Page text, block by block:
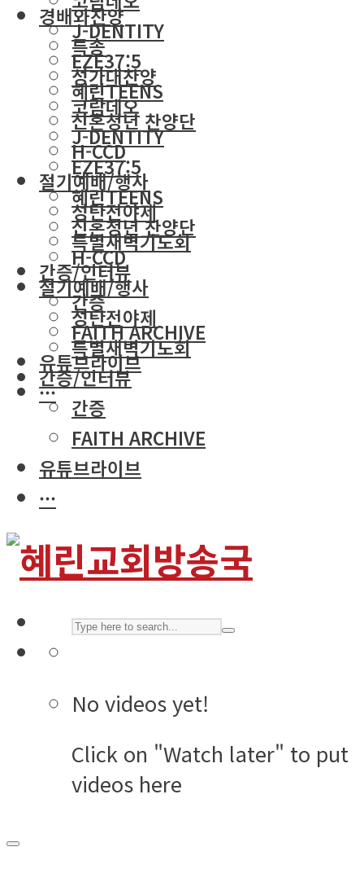
J-DENTITY
EZE37:5
혜린TEENS
신혼청년 찬양단
H-CCD
절기예배/행사
성탄전야제
특별새벽기도회
간증/인터뷰
간증
FAITH ARCHIVE
유튜브라이브
···
경배와찬양
특송
성가대찬양
코람데오
J-DENTITY
EZE37:5
혜린TEENS
신혼청년 찬양단
H-CCD
절기예배/행사
성탄전야제
특별새벽기도회
간증/인터뷰
간증
FAITH ARCHIVE
유튜브라이브
···
No videos yet!
Click on "Watch later" to put
videos here